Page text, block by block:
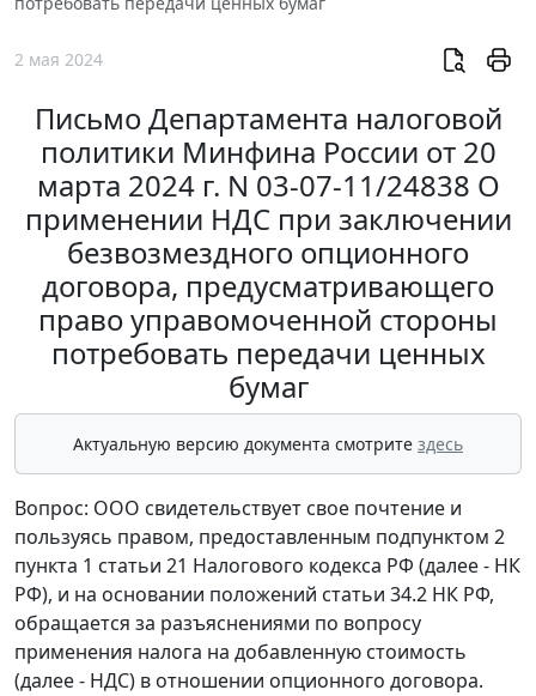
2 мая 2024
Письмо Департамента налоговой
политики Минфина России от 20
марта 2024 г. N 03-07-11/24838 О
применении НДС при заключении
безвозмездного опционного
договора, предусматривающего
право управомоченной стороны
потребовать передачи ценных
бумаг
Актуальную версию документа смотрите здесь
Вопрос: ООО свидетельствует свое почтение и
пользуясь правом, предоставленным подпунктом 2
пункта 1 статьи 21 Налогового кодекса РФ (далее - НК
РФ), и на основании положений статьи 34.2 НК РФ,
обращается за разъяснениями по вопросу
применения налога на добавленную стоимость
(далее - НДС) в отношении опционного договора.